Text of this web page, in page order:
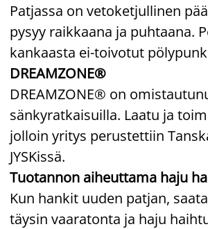
Patjassa on vetoketjullinen
pysyy raikkaana ja puhtaana.
kankaasta ei-toivotut
DREAMZONE®
DREAMZONE® on
sänkyratkaisuilla. Laatu ja
jolloin yritys perustettiin
JYSKissä.
Tuotannon aiheuttama haju
Kun hankit uuden patjan,
täysin vaaratonta ja haju